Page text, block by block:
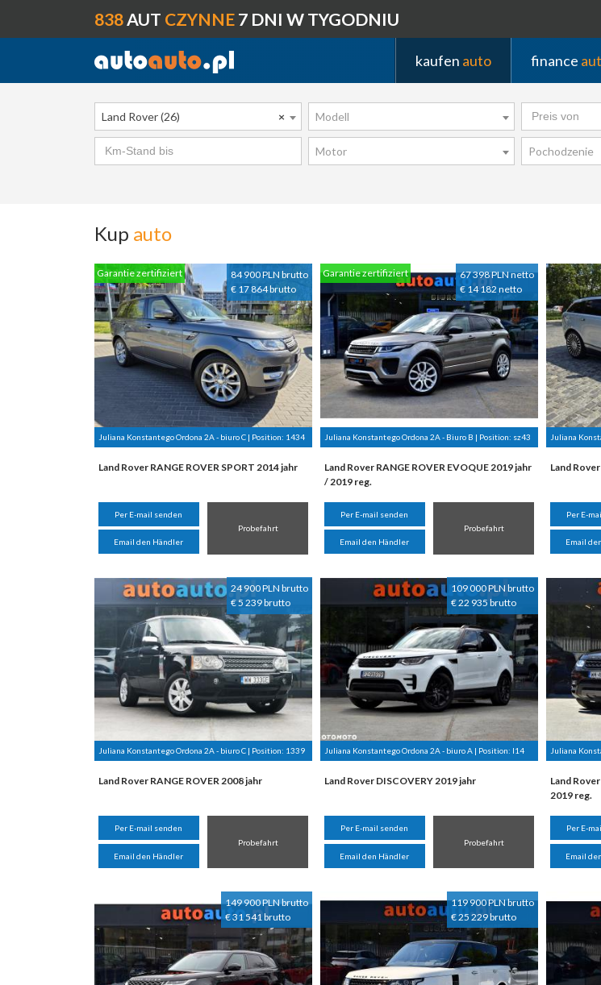
838AUT CZYNNE 7 DNI W TYGODNIU
kaufen auto finance
×
Land Rover (26) Modell
Motor Pochodzenie
Kup auto
84 900 PLN brutto
€ 17 864 brutto
Garantie zertifiziert
Juliana Konstantego Ordona 2A - biuro C | Position: 1434
Land Rover RANGE ROVER SPORT 2014 jahr
Per E-mail senden
Email den Händler
Probefahrt
67 398 PLN netto
€ 14 182 netto
Garantie zertifiziert
Juliana Konstantego Ordona 2A - Biuro B | Position: sz43
Land Rover RANGE ROVER EVOQUE 2019 jahr
/ 2019 reg.
Per E-mail senden
Email den Händler
Probefahrt
Juliana
Land
Per E-
Email
24 900 PLN brutto
€ 5 239 brutto
Juliana Konstantego Ordona 2A - biuro C | Position: 1339
Land Rover RANGE ROVER 2008 jahr
Per E-mail senden
Email den Händler
Probefahrt
109 000 PLN brutto
€ 22 935 brutto
Juliana Konstantego Ordona 2A - biuro A | Position: I14
Land Rover DISCOVERY 2019 jahr
Per E-mail senden
Email den Händler
Probefahrt
Juliana
Land
2019 reg.
Per E-
Email
149 900 PLN brutto
€ 31 541 brutto
119 900 PLN brutto
€ 25 229 brutto